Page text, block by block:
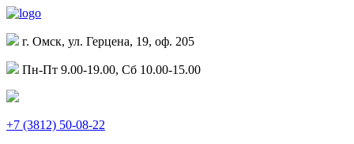
г. Омск, ул. Герцена, 19, оф. 205
Пн-Пт 9.00-19.00, Сб 10.00-15.00
+7 (3812) 50-08-22